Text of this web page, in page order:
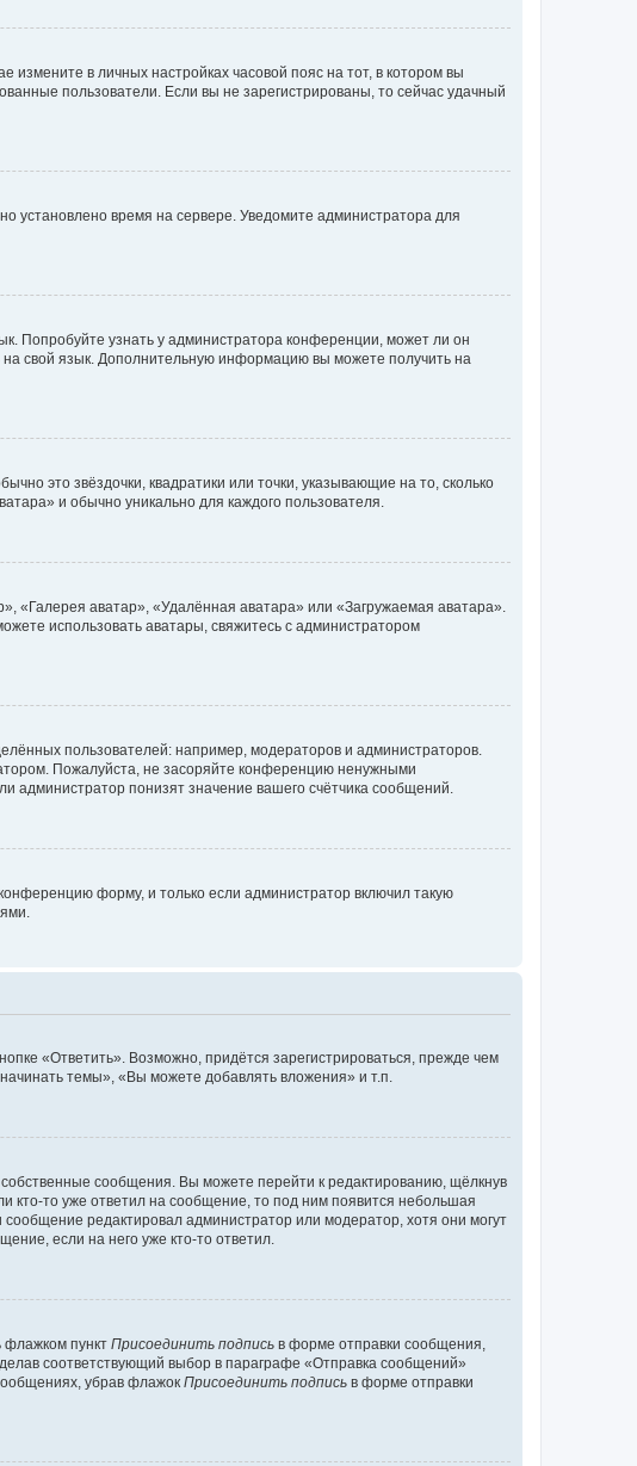
измените в личных настройках часовой пояс на тот, в котором вы
пользователи. Если вы не зарегистрированы, то сейчас удачный
установлено время на сервере. Уведомите администратора для
Попробуйте узнать у администратора конференции, может ли он
на свой язык. Дополнительную информацию вы можете получить на
это звёздочки, квадратики или точки, указывающие на то, сколько
и обычно уникально для каждого пользователя.
«Галерея аватар», «Удалённая аватара» или «Загружаемая аватара».
использовать аватары, свяжитесь с администратором
пользователей: например, модераторов и администраторов.
Пожалуйста, не засоряйте конференцию ненужными
понизят значение вашего счётчика сообщений.
форму, и только если администратор включил такую
«Ответить». Возможно, придётся зарегистрироваться, прежде чем
темы», «Вы можете добавлять вложения» и т.п.
сообщения. Вы можете перейти к редактированию, щёлкнув
кто-то уже ответил на сообщение, то под ним появится небольшая
редактировал администратор или модератор, хотя они могут
если на него уже кто-то ответил.
флажком пункт Присоединить подпись в форме отправки сообщения,
соответствующий выбор в параграфе «Отправка сообщений»
убрав флажок Присоединить подпись в форме отправки